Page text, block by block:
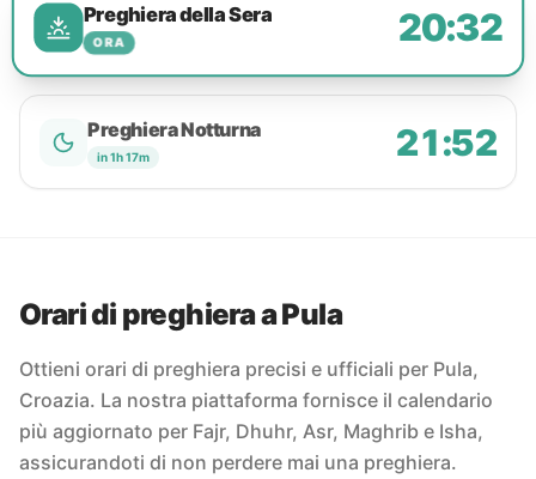
Preghiera della Sera
ORA 20:32
Preghiera Notturna
in 1h 17m 21:52
Orari di preghiera a Pula
Ottieni orari di preghiera precisi e ufficiali per Pula,
Croazia. La nostra piattaforma fornisce il calendario
più aggiornato per Fajr, Dhuhr, Asr, Maghrib e Isha,
assicurandoti di non perdere mai una preghiera.